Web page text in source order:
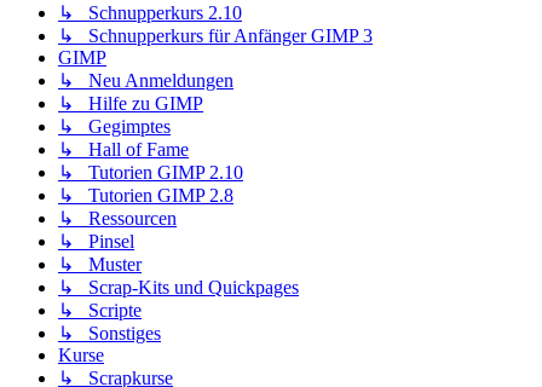
↳ Schnupperkurs 2.10
↳ Schnupperkurs für Anfänger GIMP 3
GIMP
↳ Neu Anmeldungen
↳ Hilfe zu GIMP
↳ Gegimptes
↳ Hall of Fame
↳ Tutorien GIMP 2.10
↳ Tutorien GIMP 2.8
↳ Ressourcen
↳ Pinsel
↳ Muster
↳ Scrap-Kits und Quickpages
↳ Scripte
↳ Sonstiges
Kurse
↳ Scrapkurse